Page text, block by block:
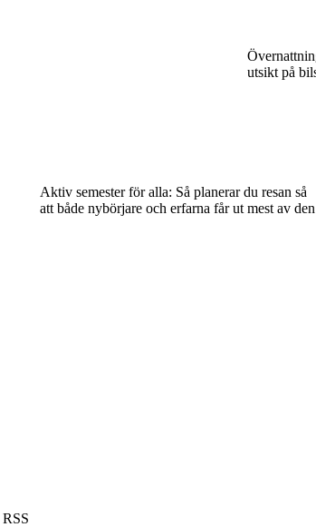
utsikt på
Aktiv semester för alla: Så planerar du resan så
att både nybörjare och erfarna får ut mest av den
RSS